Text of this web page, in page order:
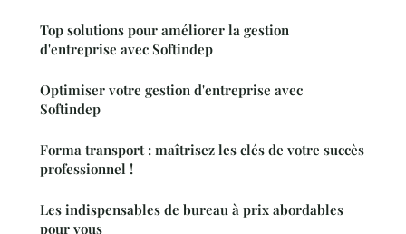
Top solutions pour améliorer la gestion
d'entreprise avec Softindep
Optimiser votre gestion d'entreprise avec
Softindep
Forma transport : maîtrisez les clés de votre succès
professionnel !
Les indispensables de bureau à prix abordables
pour vous